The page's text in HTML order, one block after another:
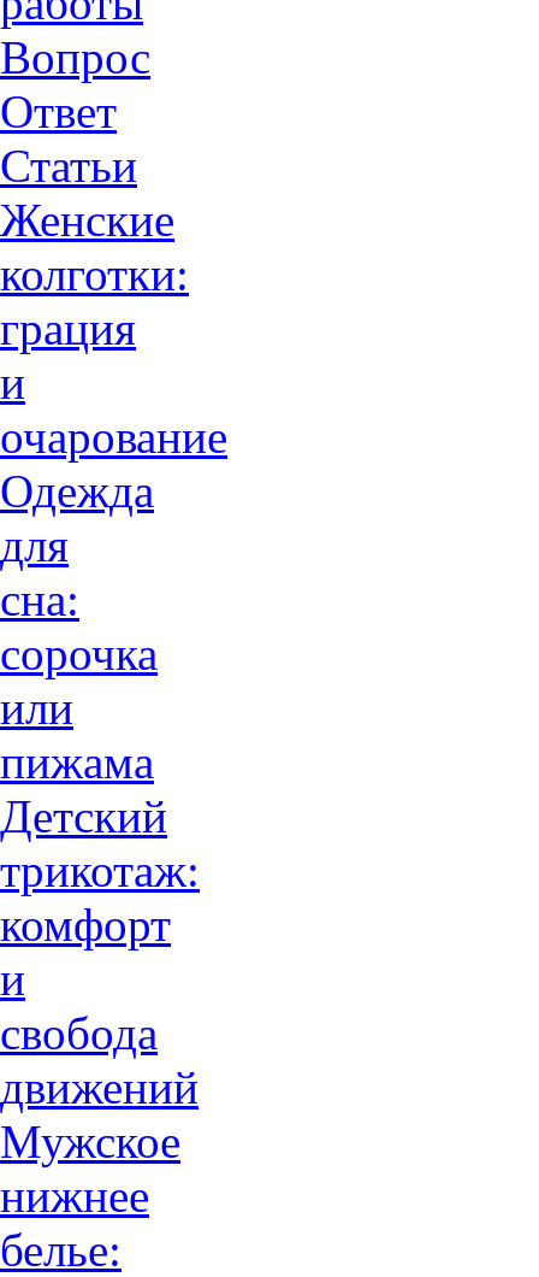
Вопрос
Ответ
Статьи
Женские
колготки:
грация
и
очарованиe
Одежда
для
сна:
сорочка
или
пижама
Детский
трикотаж:
комфорт
и
свобода
движений
Мужское
нижнее
белье: